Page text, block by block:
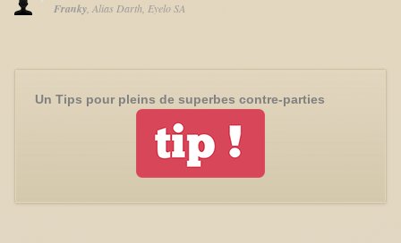
Franky Alias Darth Eyelo SA
Un Tips pour pleins de superbes contre-parties